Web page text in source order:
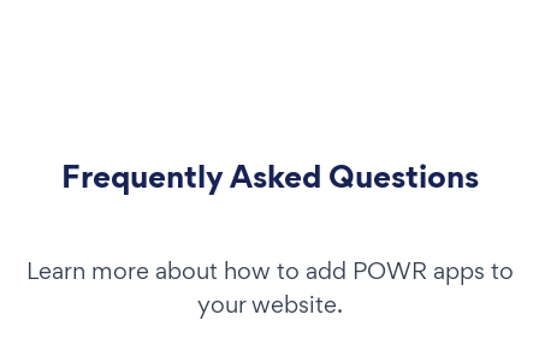
Frequently Asked Questions
Learn more about how to add POWR apps to
your website.